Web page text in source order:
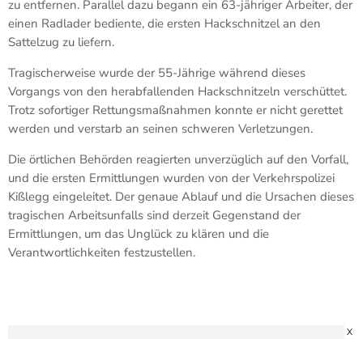
zu entfernen. Parallel dazu begann ein 63-jähriger Arbeiter, der
einen Radlader bediente, die ersten Hackschnitzel an den
Sattelzug zu liefern.
Tragischerweise wurde der 55-Jährige während dieses
Vorgangs von den herabfallenden Hackschnitzeln verschüttet.
Trotz sofortiger Rettungsmaßnahmen konnte er nicht gerettet
werden und verstarb an seinen schweren Verletzungen.
Die örtlichen Behörden reagierten unverzüglich auf den Vorfall,
und die ersten Ermittlungen wurden von der Verkehrspolizei
Kißlegg eingeleitet. Der genaue Ablauf und die Ursachen dieses
tragischen Arbeitsunfalls sind derzeit Gegenstand der
Ermittlungen, um das Unglück zu klären und die
Verantwortlichkeiten festzustellen.
X